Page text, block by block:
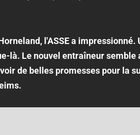
l'ASSE a
là. Le nouvel entraîneur
de belles promesses pour la